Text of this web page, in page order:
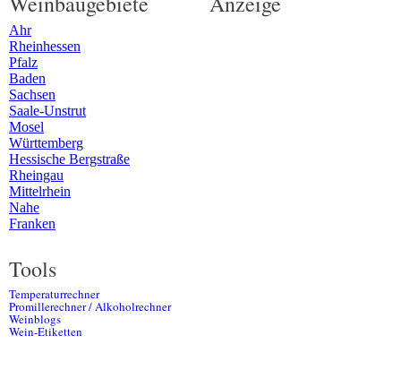
Ahr
Rheinhessen
Pfalz
Baden
Sachsen
Saale-Unstrut
Mosel
Württemberg
Hessische Bergstraße
Rheingau
Mittelrhein
Nahe
Franken
Tools
Temperaturrechner
Promillerechner / Alkoholrechner
Weinblogs
Wein-Etiketten